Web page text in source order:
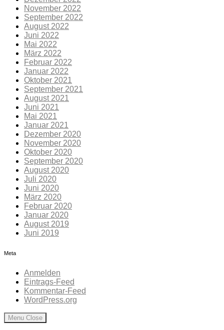
November 2022
September 2022
August 2022
Juni 2022
Mai 2022
März 2022
Februar 2022
Januar 2022
Oktober 2021
September 2021
August 2021
Juni 2021
Mai 2021
Januar 2021
Dezember 2020
November 2020
Oktober 2020
September 2020
August 2020
Juli 2020
Juni 2020
März 2020
Februar 2020
Januar 2020
August 2019
Juni 2019
Meta
Anmelden
Eintrags-Feed
Kommentar-Feed
WordPress.org
Menu Close